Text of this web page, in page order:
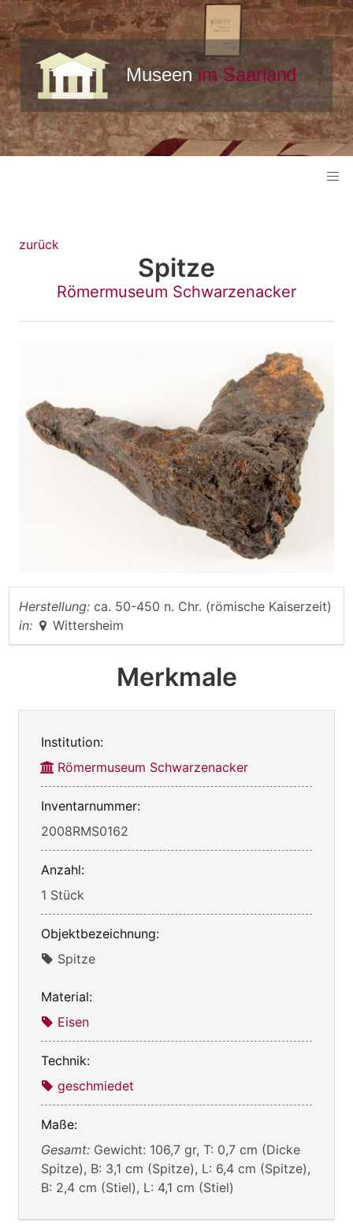
zurück
Spitze
Römermuseum Schwarzenacker
Herstellung: ca. 50-450 n. Chr. (römische Kaiserzeit)
in:
Wittersheim
Merkmale
Institution:
Römermuseum Schwarzenacker
Inventarnummer:
2008RMS0162
Anzahl:
1 Stück
Objektbezeichnung:
Spitze
Material:
Eisen
Technik:
geschmiedet
Maße:
Gesamt: Gewicht: 106,7 gr, T: 0,7 cm (Dicke
Spitze), B: 3,1 cm (Spitze), L: 6,4 cm (Spitze),
B: 2,4 cm (Stiel), L: 4,1 cm (Stiel)